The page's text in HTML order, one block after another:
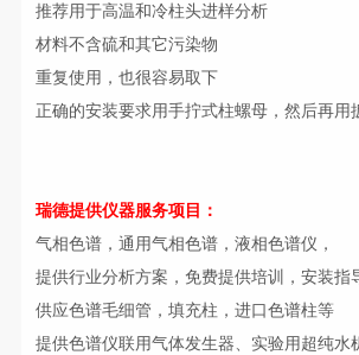
推荐用于高温和冷柱头进样分析
材料不含硫和其它污染物
重复使用，也很容易取下
正确的安装要求用手拧式柱螺母，然后再用
瑞德提供仪器服务项目：
气相色谱，通用气相色谱，液相色谱仪，
提供行业分析方案，免费提供培训，安装指
供应色谱毛细管，填充柱，进口色谱柱等
提供色谱仪联用气体发生器、实验用超纯水